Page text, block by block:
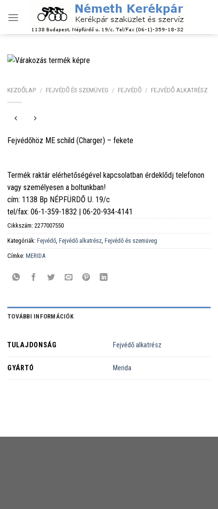
KEZDŐLAP / FEJVÉDŐ ÉS SZEMÜVEG / FEJVÉDŐ / FEJVÉDŐ ALKATRÉSZ
Fejvédőhöz ME schild (Charger) – fekete
Termék raktár elérhetőségével kapcsolatban érdeklődj telefonon
vagy személyesen a boltunkban!
cím: 1138 Bp NÉPFÜRDŐ U. 19/c
tel/fax: 06-1-359-1832 | 06-20-934-4141
Cikkszám: 2277007550
Kategóriák: Fejvédő Fejvédő alkatrész Fejvédő és szemüveg
Címke: MERIDA
TOVÁBBI INFORMÁCIÓK
TULAJDONSÁG Fejvédő alkatrész
GYÁRTÓ Merida